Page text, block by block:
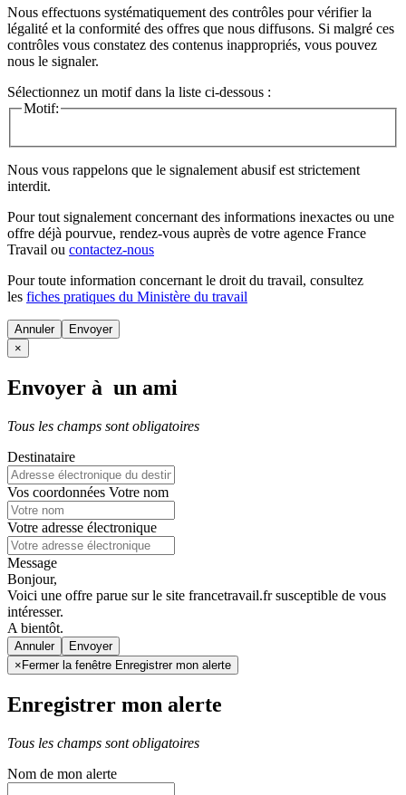
Nous effectuons systématiquement des contrôles pour vérifier la
légalité et la conformité des offres que nous diffusons. Si malgré ces
contrôles vous constatez des contenus inappropriés, vous pouvez
nous le signaler.
Sélectionnez un motif dans la liste ci-dessous :
Motif:
Nous vous rappelons que le signalement abusif est strictement
interdit.
Pour tout signalement concernant des informations inexactes ou une
offre déjà pourvue, rendez-vous auprès de votre agence France
Travail ou contactez-nous
Pour toute information concernant le droit du travail, consultez
les fiches pratiques du Ministère du travail
Annuler
×
Envoyer à un ami
Tous les champs sont obligatoires
Destinataire
Vos coordonnées Votre nom
Votre adresse électronique
Message
Bonjour,
Voici une offre parue sur le site francetravail.fr susceptible de vous
intéresser.
A bientôt.
Annuler
× Fermer la fenêtre Enregistrer mon alerte
Enregistrer mon alerte
Tous les champs sont obligatoires
Nom de mon alerte